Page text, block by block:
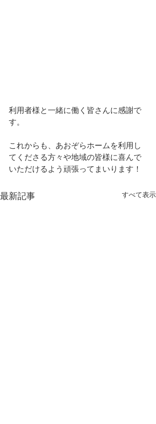
利用者様と一緒に働く皆さんに感謝で
す。
これからも、あおぞらホームを利用し
てくださる方々や地域の皆様に喜んで
いただけるよう頑張ってまいります！
最新記事 すべて表示